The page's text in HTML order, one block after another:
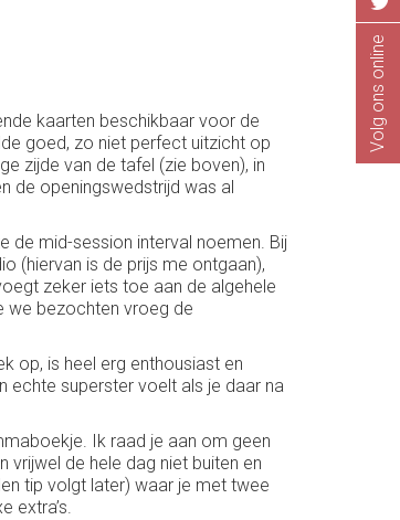
kaarten beschikbaar voor de
goed, zo niet perfect uitzicht op
zijde van de tafel (zie boven), in
de openingswedstrijd was al
de mid-session interval noemen. Bij
(hiervan is de prijs me ontgaan),
zeker iets toe aan de algehele
we bezochten vroeg de
op, is heel erg enthousiast en
echte superster voelt als je daar na
Ik raad je aan om geen
de hele dag niet buiten en
tip volgt later) waar je met twee
extra’s.
Volg ons online